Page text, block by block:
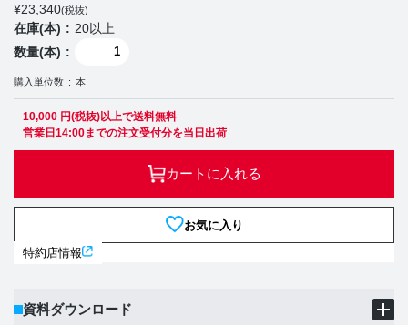
¥23,340(税抜)
在庫(本)
20以上
数量(本)
購入単位数 本
10,000 円(税抜)以上で送料無料
営業日14:00までの注文受付分を当日出荷
カートに入れる
お気に入り
特約店情報
資料ダウンロード